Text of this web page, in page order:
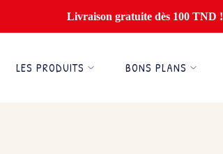
Livraison gratuite dès 100 TND !
LES PRODUITS BONS PLANS